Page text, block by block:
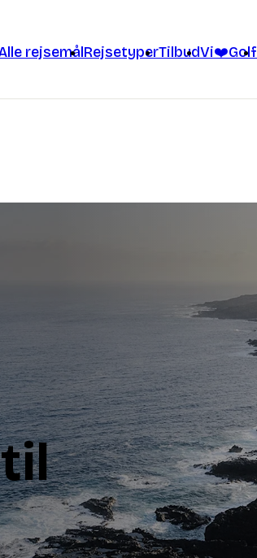
rejsemålRejsetyperTilbudVi❤️Golf